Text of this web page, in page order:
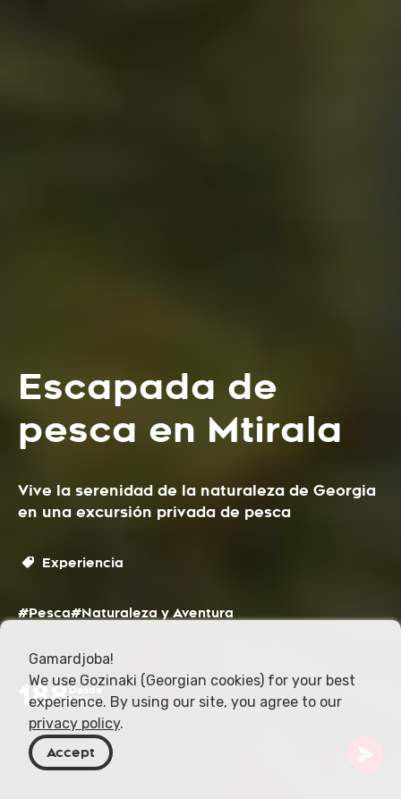
Escapada de
pesca en Mtirala
Vive la serenidad de la naturaleza de Georgia
en una excursión privada de pesca
Experiencia
#Pesca#Naturaleza y Aventura
188Desde
USD
Gamardjoba!
We use Gozinaki (Georgian cookies) for your best
experience. By using our site, you agree to our
privacy policy.
Accept